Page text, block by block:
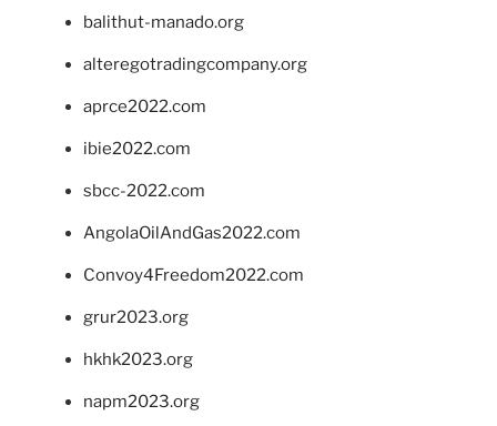
balithut-manado.org
alteregotradingcompany.org
aprce2022.com
ibie2022.com
sbcc-2022.com
AngolaOilAndGas2022.com
Convoy4Freedom2022.com
grur2023.org
hkhk2023.org
napm2023.org